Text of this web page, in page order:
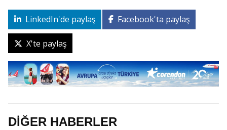
LinkedIn'de paylaş Facebook'ta paylaş
X'te paylaş
DİĞER HABERLER